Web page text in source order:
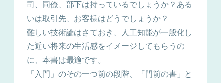
司、同僚、部下は持っているでしょうか？ある
いは取引先、お客様はどうでしょうか？
難しい技術論はさておき、人工知能が一般化し
た近い将来の生活感をイメージしてもらうの
に、本書は最適です。
「入門」のその一つ前の段階、「門前の書」と